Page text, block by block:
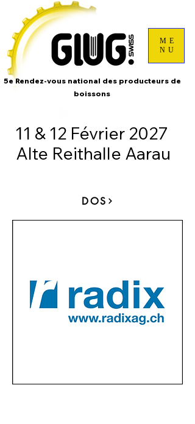
ME
NU
11 & 12 Février 2027
Alte Reithalle Aarau
5e Rendez-vous national des producteurs de
boissons
DOS